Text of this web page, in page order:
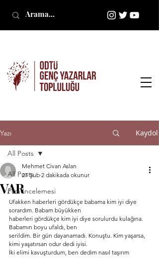
Yazı Kaydol
All Posts
Film İncelemesi
All Posts
VAR
Mehmet Civan Aslan
27 Şub 2 dakikada okunur
Ufakken haberleri gördükçe babama kim iyi diye
sorardım. Babam büyükken
haberleri gördükçe kim iyi diye sorulurdu kulağına.
Babamın boyu ufaldı, ben
serildim. Bir gün dayanamadı. Konuştu. Kim yaşarsa,
kimi yaşatırsan odur dedi iyisi.
İki elimi kavuşturdum, ben dedim nasıl taşırım